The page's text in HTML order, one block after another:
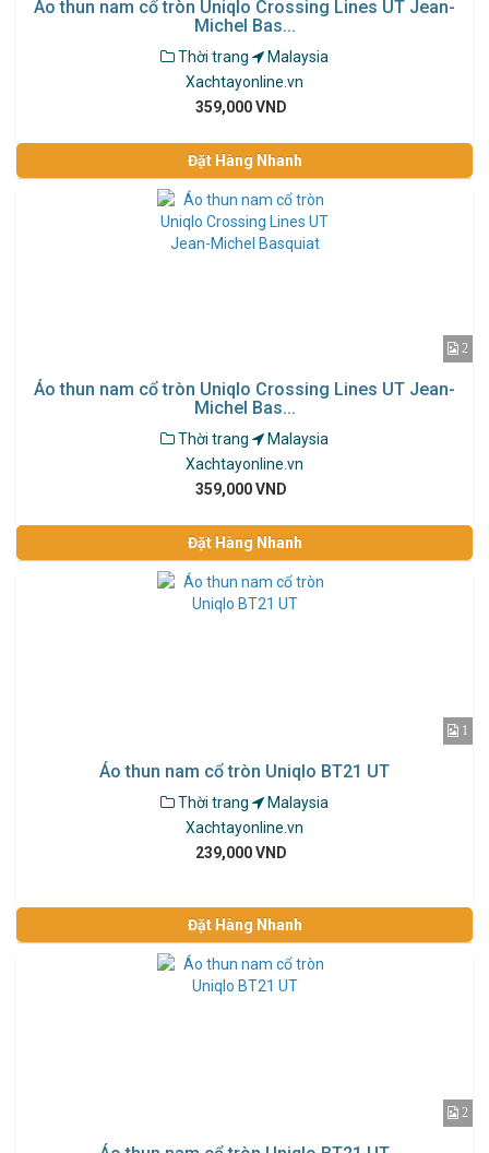
Áo thun nam cổ tròn Uniqlo Crossing Lines UT Jean-
Michel Bas...
Thời trang
Malaysia
Xachtayonline.vn
359,000 VND
Đặt Hàng Nhanh
2
Áo thun nam cổ tròn Uniqlo Crossing Lines UT Jean-
Michel Bas...
Thời trang
Malaysia
Xachtayonline.vn
359,000 VND
Đặt Hàng Nhanh
1
Áo thun nam cổ tròn Uniqlo BT21 UT
Thời trang
Malaysia
Xachtayonline.vn
239,000 VND
Đặt Hàng Nhanh
2